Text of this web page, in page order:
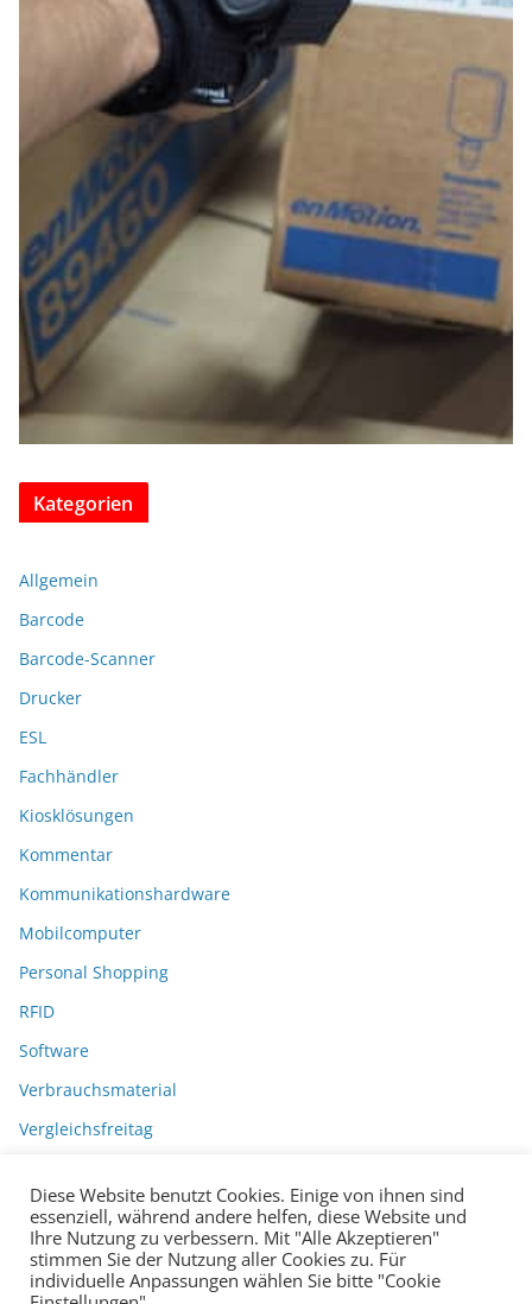
Kategorien
Allgemein
Barcode
Barcode-Scanner
Drucker
ESL
Fachhändler
Kiosklösungen
Kommentar
Kommunikationshardware
Mobilcomputer
Personal Shopping
RFID
Software
Verbrauchsmaterial
Vergleichsfreitag
Diese Website benutzt Cookies. Einige von ihnen sind
essenziell, während andere helfen, diese Website und
Ihre Nutzung zu verbessern. Mit "Alle Akzeptieren"
stimmen Sie der Nutzung aller Cookies zu. Für
individuelle Anpassungen wählen Sie bitte "Cookie